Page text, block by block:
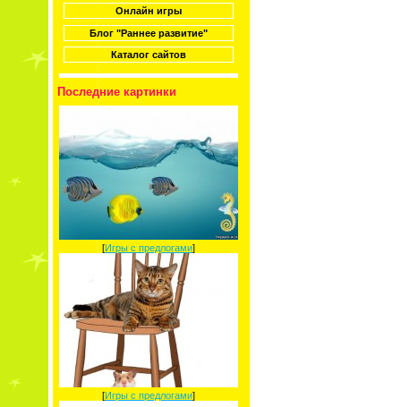
Онлайн игры
Блог "Раннее развитие"
Каталог сайтов
Последние картинки
[Игры с предлогами]
[Игры с предлогами]